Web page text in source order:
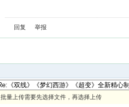
回复 举报
批量上传需要先选择文件，再选择上传